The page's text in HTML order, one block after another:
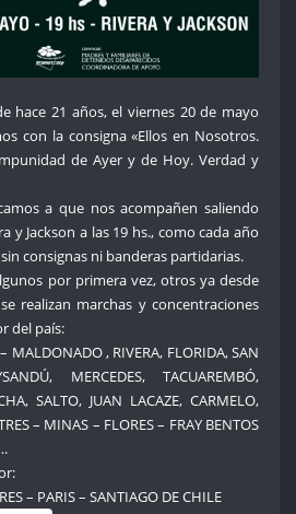
hace 21 años, el viernes 20 de mayo
con la consigna «Ellos en Nosotros.
de Ayer y de Hoy. Verdad y
a que nos acompañen saliendo
y Jackson a las 19 hs., como cada año
consignas ni banderas partidarias.
por primera vez, otros ya desde
realizan marchas y concentraciones
del país:
MALDONADO , RIVERA, FLORIDA, SAN
MERCEDES, TACUAREMBÓ,
SALTO, JUAN LACAZE, CARMELO,
– MINAS – FLORES – FRAY BENTOS
– PARIS – SANTIAGO DE CHILE